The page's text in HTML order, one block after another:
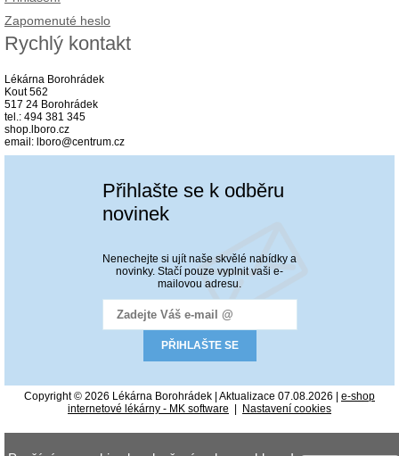
Zapomenuté heslo
Rychlý kontakt
Lékárna Borohrádek
Kout 562
517 24 Borohrádek
tel.: 494 381 345
shop.lboro.cz
email: lboro@centrum.cz
Přihlašte se k odběru
novinek
Nenechejte si ujít naše skvělé nabídky a
novinky. Stačí pouze vyplnit vaši e-
mailovou adresu.
Copyright © 2026 Lékárna Borohrádek | Aktualizace 07.08.2026 | e-shop
internetové lékárny - MK software | Nastavení cookies